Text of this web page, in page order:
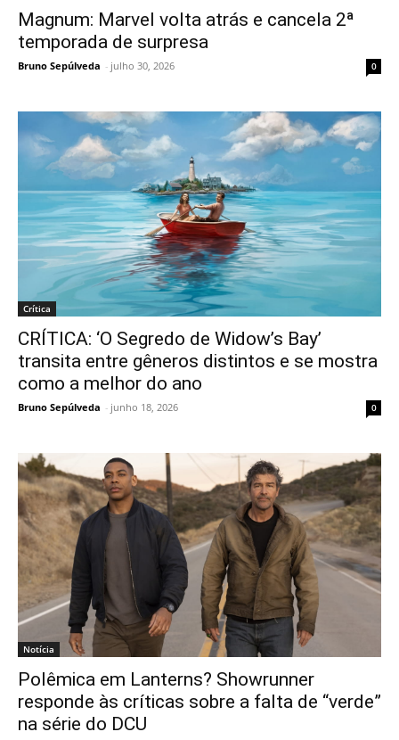
Magnum: Marvel volta atrás e cancela 2ª
temporada de surpresa
Bruno Sepúlveda - julho 30, 2026 0
Crítica
CRÍTICA: ‘O Segredo de Widow’s Bay’
transita entre gêneros distintos e se mostra
como a melhor do ano
Bruno Sepúlveda - junho 18, 2026 0
Notícia
Polêmica em Lanterns? Showrunner
responde às críticas sobre a falta de “verde”
na série do DCU